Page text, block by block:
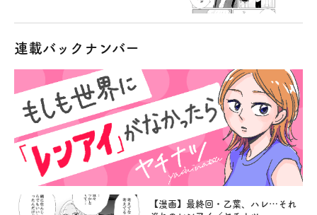
連載バックナンバー
【漫画】最終回・乙葉、ハレ…それ